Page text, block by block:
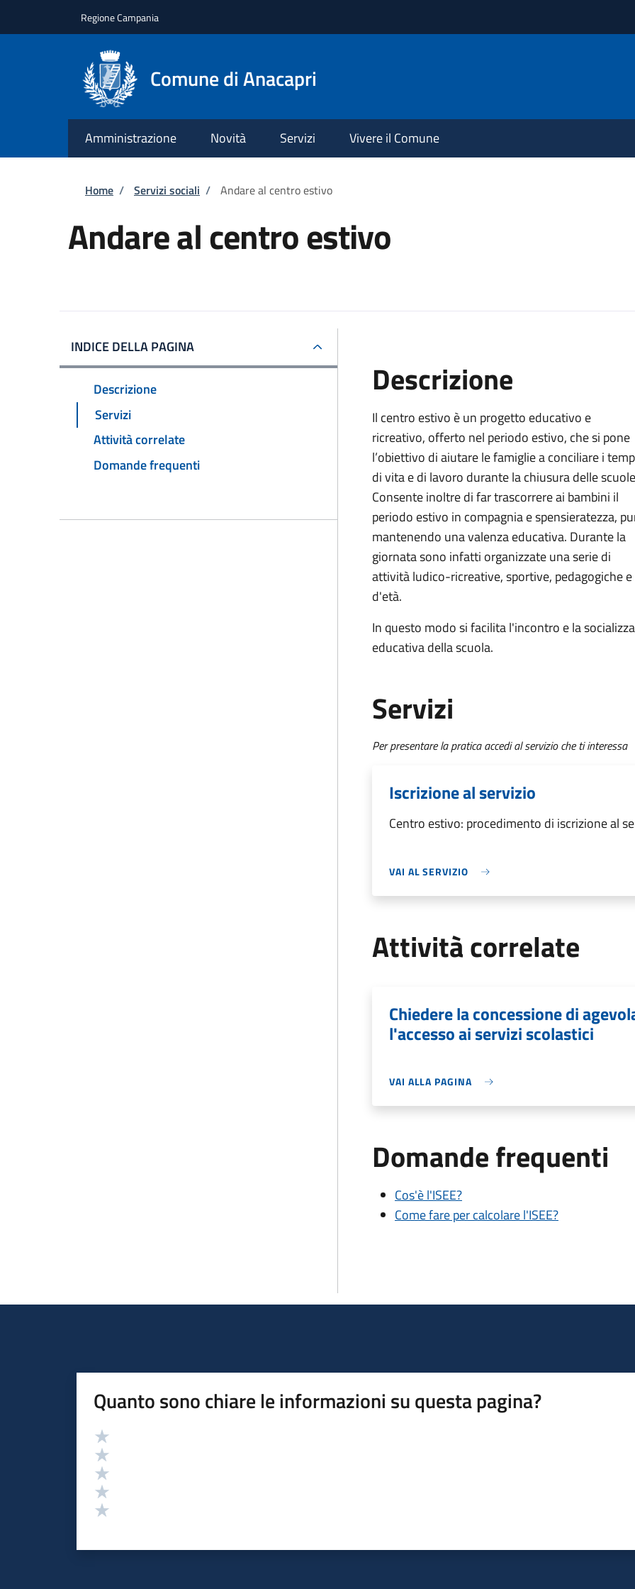
Regione Campania
Comune di Anacapri
Amministrazione Novità Servizi Vivere il Comune
Briciole di pane
Home / Servizi sociali / Andare al centro estivo
Andare al centro estivo
INDICE DELLA PAGINA
Descrizione
Servizi
Attività correlate
Domande frequenti
Descrizione
Il centro estivo è un progetto educativo e
ricreativo, offerto nel periodo estivo, che si pone
l’obiettivo di aiutare le famiglie a conciliare i
di vita e di lavoro durante la chiusura delle
Consente inoltre di far trascorrere ai bambini il
periodo estivo in compagnia e spensieratezza,
mantenendo una valenza educativa. Durante la
giornata sono infatti organizzate una serie di
attività ludico-ricreative, sportive, pedagogiche
d'età.
In questo modo si facilita l'incontro e la
educativa della scuola.
Servizi
Per presentare la pratica accedi al servizio che ti interessa
Iscrizione al servizio
Centro estivo: procedimento di iscrizione al
VAI AL SERVIZIO
Attività correlate
Chiedere la concessione di
l'accesso ai servizi scolastici
VAI ALLA PAGINA
Domande frequenti
Cos'è l'ISEE?
Come fare per calcolare l'ISEE?
Quanto sono chiare le informazioni su questa pagina?
Valutazione